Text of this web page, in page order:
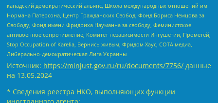
канадский демократический альянс, Школа международных отношений им
Нормана Патерсона, Центр Гражданских Свобод, Фонд Бориса Немцова за
Свободу, Фонд имени Фридриха Науманна за свободу, Феминистское
антивоенное сопротивление, Комитет независимости Ингушетии, Прометей,
Stop Occupation of Karelia, Вернись живым, Фридом Хаус, СОТА медиа,
Либерально-демократическая Лига Украины
Источник: https://minjust.gov.ru/ru/documents/7756/ данные
на 13.05.2024
* Сведения реестра НКО, выполняющих функции